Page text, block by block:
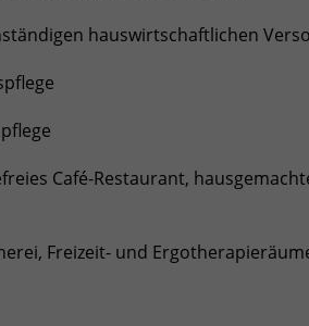
hauswirtschaftlichen
Café-Restaurant,
Freizeit- und